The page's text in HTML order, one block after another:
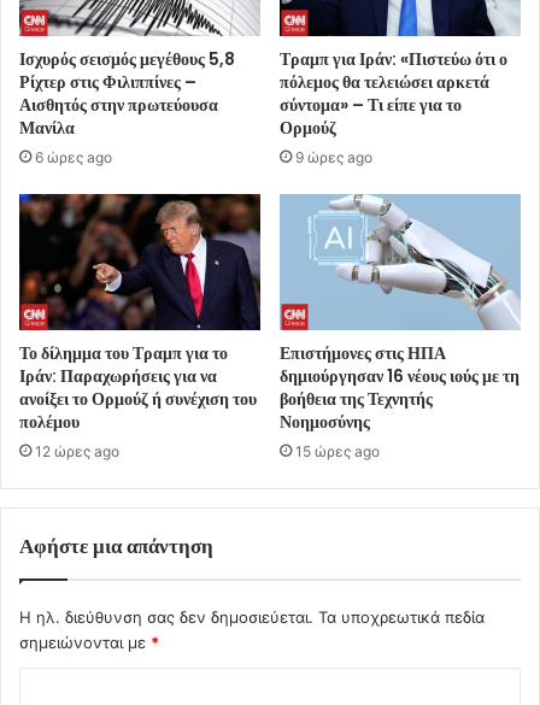
Ισχυρός σεισμός μεγέθους 5,8
Ρίχτερ στις Φιλιππίνες –
Αισθητός στην πρωτεύουσα
Μανίλα
6 ώρες ago
Τραμπ για Ιράν: «Πιστεύω ότι ο
πόλεμος θα τελειώσει αρκετά
σύντομα» – Τι είπε για το
Ορμούζ
9 ώρες ago
Το δίλημμα του Τραμπ για το
Ιράν: Παραχωρήσεις για να
ανοίξει το Ορμούζ ή συνέχιση του
πολέμου
12 ώρες ago
Επιστήμονες στις ΗΠΑ
δημιούργησαν 16 νέους ιούς με τη
βοήθεια της Τεχνητής
Νοημοσύνης
15 ώρες ago
Αφήστε μια απάντηση
Η ηλ. διεύθυνση σας δεν δημοσιεύεται. Τα υποχρεωτικά πεδία
σημειώνονται με *